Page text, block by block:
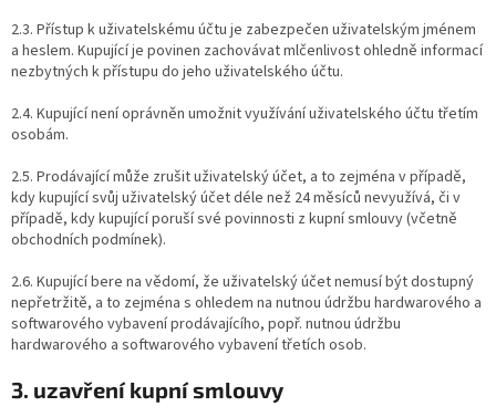
2.3. Přístup k uživatelskému účtu je zabezpečen uživatelským jménem
a heslem. Kupující je povinen zachovávat mlčenlivost ohledně informací
nezbytných k přístupu do jeho uživatelského účtu.
2.4. Kupující není oprávněn umožnit využívání uživatelského účtu třetím
osobám.
2.5. Prodávající může zrušit uživatelský účet, a to zejména v případě,
kdy kupující svůj uživatelský účet déle než 24 měsíců nevyužívá, či v
případě, kdy kupující poruší své povinnosti z kupní smlouvy (včetně
obchodních podmínek).
2.6. Kupující bere na vědomí, že uživatelský účet nemusí být dostupný
nepřetržitě, a to zejména s ohledem na nutnou údržbu hardwarového a
softwarového vybavení prodávajícího, popř. nutnou údržbu
hardwarového a softwarového vybavení třetích osob.
3. uzavření kupní smlouvy